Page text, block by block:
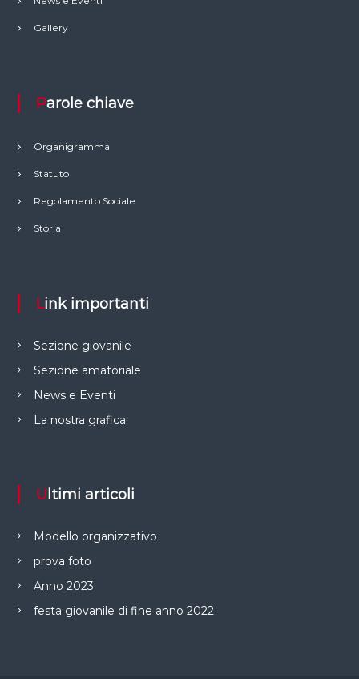
Gallery
Parole chiave
Organigramma
Statuto
Regolamento Sociale
Storia
Link importanti
Sezione giovanile
Sezione amatoriale
News e Eventi
La nostra grafica
Ultimi articoli
Modello organizzativo
prova foto
Anno 2023
festa giovanile di fine anno 2022